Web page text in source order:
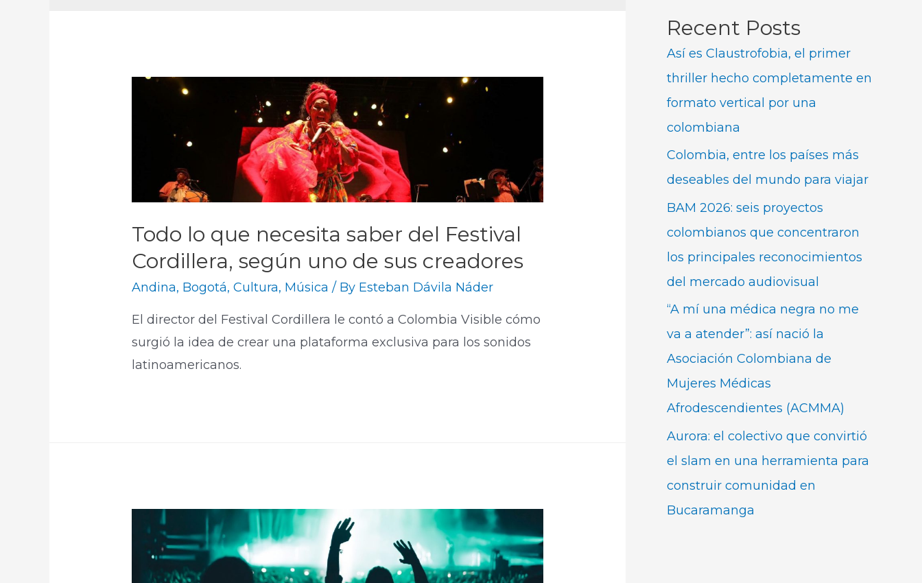
Todo lo que necesita saber del Festival
Cordillera, según uno de sus creadores
Andina, Bogotá,Cultura, Música / By Esteban Dávila Náder
El director del Festival Cordillera le contó a Colombia Visible cómo
surgió la idea de crear una plataforma exclusiva para los sonidos
latinoamericanos.
Recent Posts
Así es Claustrofobia, el primer
thriller hecho completamente en
formato vertical por una
colombiana
Colombia, entre los países más
deseables del mundo para viajar
BAM 2026: seis proyectos
colombianos que concentraron
los principales reconocimientos
del mercado audiovisual
“A mí una médica negra no me
va a atender”: así nació la
Asociación Colombiana de
Mujeres Médicas
Afrodescendientes (ACMMA)
Aurora: el colectivo que convirtió
el slam en una herramienta para
construir comunidad en
Bucaramanga